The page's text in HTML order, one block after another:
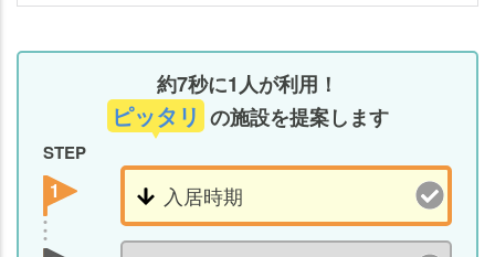
約7秒に1人が利用！
ピッタリ の施設を提案します
STEP
1
つ
費
人